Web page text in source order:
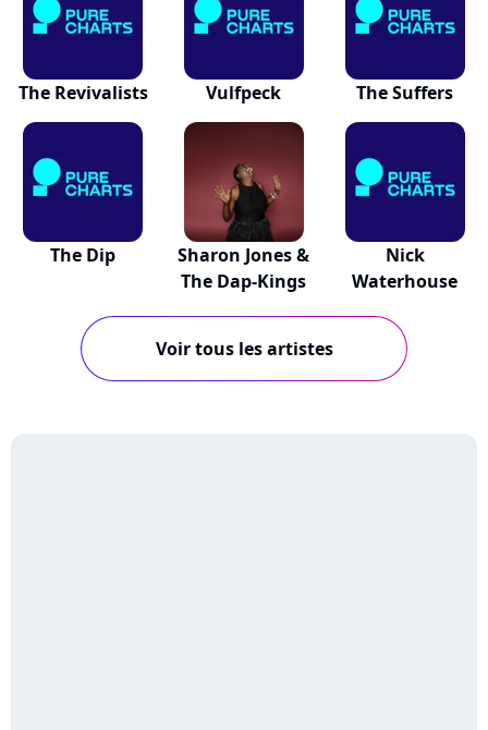
The Revivalists Vulfpeck The Suffers
The Dip
Sharon Jones &
The Dap-Kings
Nick
Waterhouse
Voir tous les artistes